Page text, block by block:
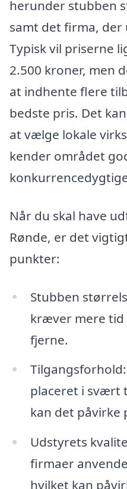
herunder stubben
samt det firma,
Typisk vil priserne
2.500 kroner, men
at indhente flere
bedste pris. Det
at vælge lokale
kender området
Når du skal have
Rønde, er det
punkter:
Stubben
kræver mere tid
fjerne.
placeret i svært
kan det påvirke
Udstyrets
firmaer
hvilket kan